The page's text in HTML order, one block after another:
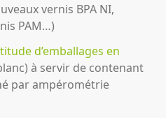
vernis BPA NI,
PAM…)
d’emballages en
à servir de contenant
par ampérométrie